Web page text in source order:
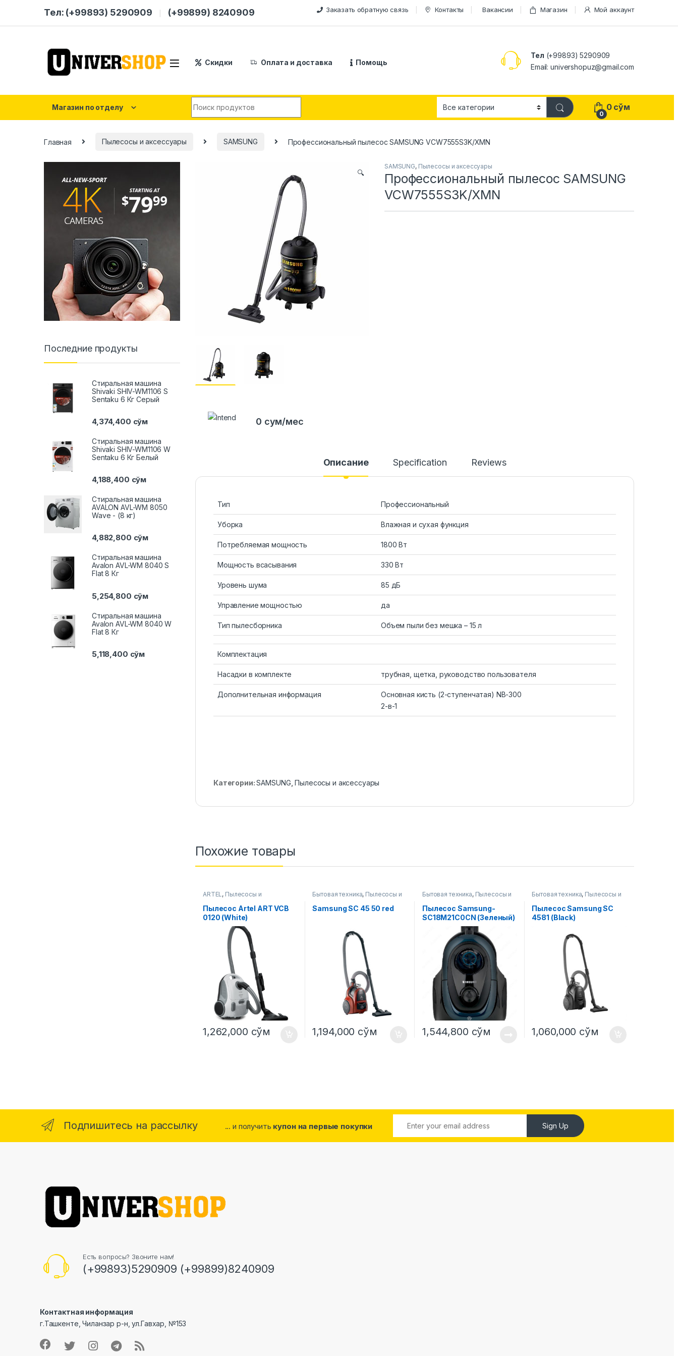
Тел: (+99893) 5290909 (+99899) 8240909 Заказать обратную связь Контакты Вакансии Магазин Мой аккаунт
Скидки Оплата и доставка Помощь
Тел (+99893) 5290909
Email: univershopuz@gmail.com
Магазин по отделу
0
0 сўм
Главная Пылесосы и аксессуары SAMSUNG Профессиональный пылесос SAMSUNG VCW7555S3K/XMN
🔍
SAMSUNG, Пылесосы и аксессуары
Профессиональный пылесос SAMSUNG
VCW7555S3K/XMN
0 сум/мес
Описание Specification Reviews
Тип Профессиональный
Уборка Влажная и сухая функция
Потребляемая мощность 1800 Вт
Мощность всасывания 330 Вт
Уровень шума 85 дБ
Управление мощностью да
Тип пылесборника Объем пыли без мешка – 15 л
Комплектация
Насадки в комплекте трубная, щетка, руководство пользователя
Дополнительная информация
Основная кисть (2-ступенчатая) NB-300
2-в-1
Категории:SAMSUNG ,Пылесосы и аксессуары
Похожие товары
ARTEL, Пылесосы и
Пылесос Artel ART VCB
0120 (White)
1,262,000 сўм
Бытовая техника, Пылесосы и
Samsung SC 45 50 red
1,194,000 сўм
Бытовая техника, Пылесосы и
Пылесос Samsung-
SC18M21C0CN (Зеленый)
1,544,800 сўм
Бытовая техника, Пылесосы и
Пылесос Samsung SC
4581 (Black)
1,060,000 сўм
Последние продукты
Стиральная машина
Shivaki SHIV-WM1106 S
Sentaku 6 Кг Серый
4,374,400 сўм
Стиральная машина
Shivaki SHIV-WM1106 W
Sentaku 6 Кг Белый
4,188,400 сўм
Стиральная машина
AVALON AVL-WM 8050
Wave - (8 кг)
4,882,800 сўм
Стиральная машина
Avalon AVL-WM 8040 S
Flat 8 Кг
5,254,800 сўм
Стиральная машина
Avalon AVL-WM 8040 W
Flat 8 Кг
5,118,400 сўм
Подпишитесь на рассылку ... и получить купон на первые покупки Sign Up
Есть вопросы? Звоните нам!
(+99893)5290909 (+99899)8240909
Контактная информация
г.Ташкенте, Чиланзар р-н, ул.Гавхар, №153